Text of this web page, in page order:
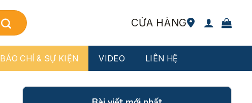
CỬA HÀNG
BÁO CHÍ & SỰ KIỆN VIDEO LIÊN HỆ